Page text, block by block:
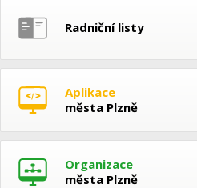
Radniční listy
Aplikace
města Plzně
Organizace
města Plzně